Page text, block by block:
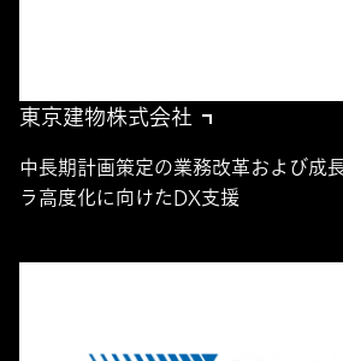
東京建物株式会社
中長期計画策定の業務改革および成
ラ高度化に向けたDX支援